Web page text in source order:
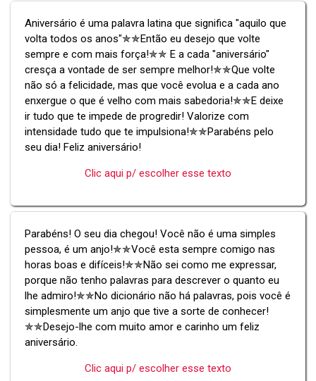
Aniversário é uma palavra latina que significa "aquilo que
volta todos os anos"✯✯Então eu desejo que volte
sempre e com mais força!✯✯ E a cada "aniversário"
cresça a vontade de ser sempre melhor!✯✯Que volte
não só a felicidade, mas que você evolua e a cada ano
enxergue o que é velho com mais sabedoria!✯✯E deixe
ir tudo que te impede de progredir! Valorize com
intensidade tudo que te impulsiona!✯✯Parabéns pelo
seu dia! Feliz aniversário!
Clic aqui p/ escolher esse texto
Parabéns! O seu dia chegou! Você não é uma simples
pessoa, é um anjo!✯✯Você esta sempre comigo nas
horas boas e difíceis!✯✯Não sei como me expressar,
porque não tenho palavras para descrever o quanto eu
lhe admiro!✯✯No dicionário não há palavras, pois você é
simplesmente um anjo que tive a sorte de conhecer!
✯✯Desejo-lhe com muito amor e carinho um feliz
aniversário.
Clic aqui p/ escolher esse texto